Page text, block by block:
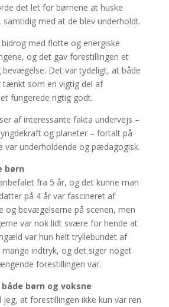
det let for børnene at huske
med at de blev underholdt.
bidrog med flotte og energiske
og det gav forestillingen et
bevægelse. Det var tydeligt, at både
tænkt som en vigtig del af
fungerede rigtig godt.
af interessante fakta undervejs –
og planeter – fortalt på
var underholdende og pædagogisk.
børn
fra 5 år, og det kunne man
på 4 år var fascineret af
og bevægelserne på scenen, men
var nok lidt svære for hende at
var hun helt tryllebundet af
indtryk, og det siger noget
forestillingen var.
børn og voksne
at forestillingen ikke kun var ren